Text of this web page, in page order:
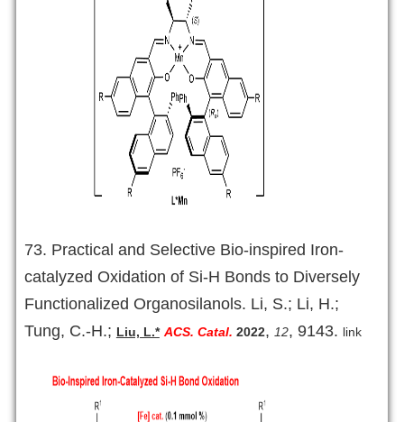
73. Practical and Selective Bio-inspired Iron-
catalyzed Oxidation of Si-H Bonds to Diversely
Functionalized Organosilanols. Li, S.; Li, H.;
Tung, C.-H.; Liu, L.* ACS. Catal. 2022, 12, 9143. link